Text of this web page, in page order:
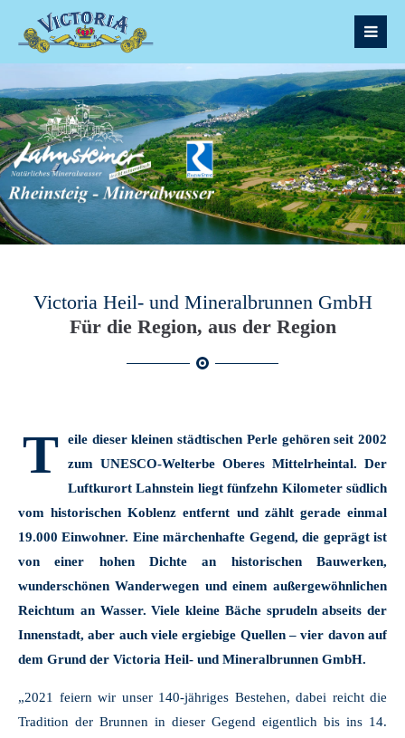
Victoria Heil- und Mineralbrunnen GmbH
Für die Region, aus der Region
T
eile dieser kleinen städtischen Perle gehören seit 2002
zum UNESCO-Welterbe Oberes Mittelrheintal. Der
Luftkurort Lahnstein liegt fünfzehn Kilometer südlich
vom historischen Koblenz entfernt und zählt gerade einmal
19.000 Einwohner. Eine märchenhafte Gegend, die geprägt ist
von einer hohen Dichte an historischen Bauwerken,
wunderschönen Wanderwegen und einem außergewöhnlichen
Reichtum an Wasser. Viele kleine Bäche sprudeln abseits der
Innenstadt, aber auch viele ergiebige Quellen – vier davon auf
dem Grund der Victoria Heil- und Mineralbrunnen GmbH.
„2021 feiern wir unser 140-jähriges Bestehen, dabei reicht die
Tradition der Brunnen in dieser Gegend eigentlich bis ins 14.